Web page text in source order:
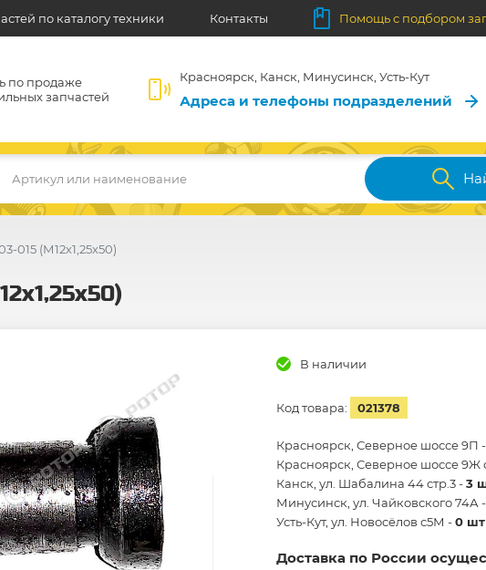
по каталогу техники Контакты Помощь с подбором
по продаже
запчастей
Красноярск, Канск, Минусинск, Усть-Кут
Адреса и телефоны подразделений
Артикул или наименование
015 (М12х1,25х50)
В наличии
Код товара: 021378
Красноярск, Северное шоссе 9П -
Красноярск, Северное шоссе 9Ж
Канск, ул. Шабалина 44 стр.3 -3
Минусинск, ул. Чайковского 74А -
Усть-Кут, ул. Новосёлов с5М -0 шт
Доставка по России